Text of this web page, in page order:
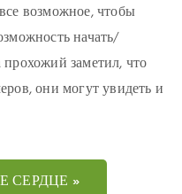
возможное, чтобы
начать/
заметил, что
они могут увидеть и
СЕРДЦЕ »